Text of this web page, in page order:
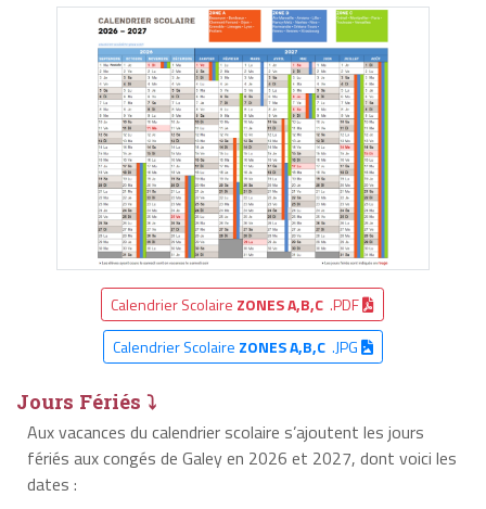
Calendrier Scolaire ZONES A,B,C .PDF
Calendrier Scolaire ZONES A,B,C.JPG
Jours Fériés ⤵
Aux vacances du calendrier scolaire s’ajoutent les jours
fériés aux congés de Galey en 2026 et 2027, dont voici les
dates :